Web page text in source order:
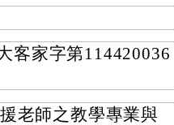
客家字第114420036
老師之教學專業與